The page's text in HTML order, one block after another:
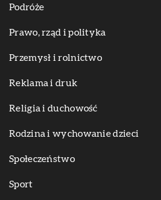
Podróże
Prawo, rząd i polityka
Przemysł i rolnictwo
Reklama i druk
Religia i duchowość
Rodzina i wychowanie dzieci
Społeczeństwo
Sport